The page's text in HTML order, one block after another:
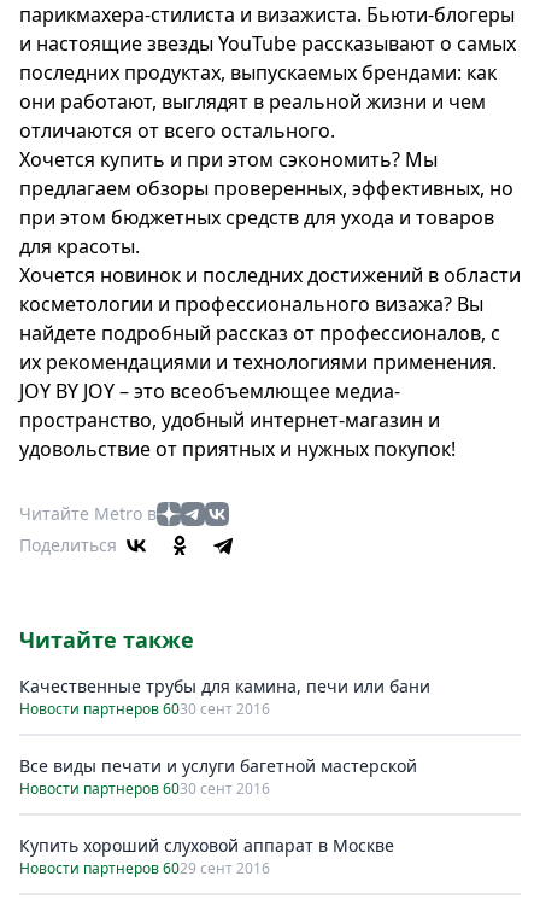
парикмахера-стилиста и визажиста. Бьюти-блогеры
и настоящие звезды YouTube рассказывают о самых
последних продуктах, выпускаемых брендами: как
они работают, выглядят в реальной жизни и чем
отличаются от всего остального.
Хочется купить и при этом сэкономить? Мы
предлагаем обзоры проверенных, эффективных, но
при этом бюджетных средств для ухода и товаров
для красоты.
Хочется новинок и последних достижений в области
косметологии и профессионального визажа? Вы
найдете подробный рассказ от профессионалов, с
их рекомендациями и технологиями применения.
JOY BY JOY – это всеобъемлющее медиа-
пространство, удобный интернет-магазин и
удовольствие от приятных и нужных покупок!
Читайте Metro в
Поделиться
Читайте также
Качественные трубы для камина, печи или бани
Новости партнеров 6030 сент 2016
Все виды печати и услуги багетной мастерской
Новости партнеров 6030 сент 2016
Купить хороший слуховой аппарат в Москве
Новости партнеров 6029 сент 2016